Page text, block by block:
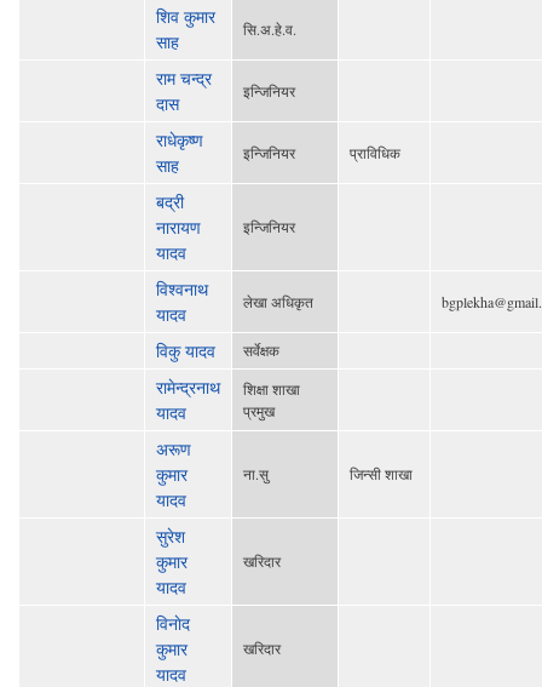
शिव कुमार
साह
सि‍.अ.हे.व.
राम चन्द्र
दास
इन्जिनियर
राधेकृष्ण
साह
इन्जिनियर प्राविधिक
बद्री
नारायण
यादव
इन्जिनियर
विश्वनाथ
यादव
लेखा अधिकृत
विकु यादव सर्वेक्षक
रामेन्द्रनाथ
यादव
शिक्षा शाखा
प्रमुख
अरूण
कुमार
यादव
ना.सु जिन्सी शाखा
सुरेश
कुमार
यादव
खरिदार
विनाेद
कुमार
यादव
खरिदार